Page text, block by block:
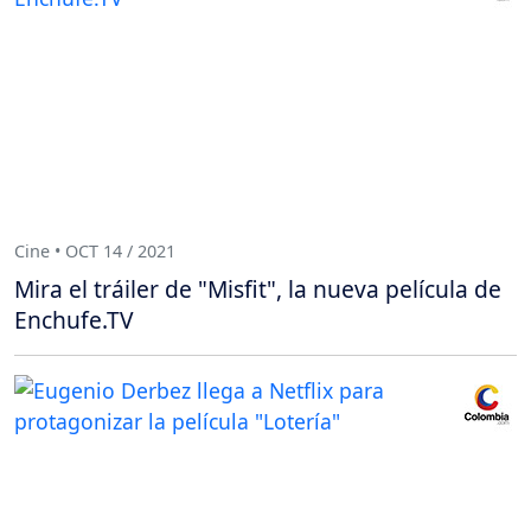
Cine • OCT 14 / 2021
Mira el tráiler de "Misfit", la nueva película de
Enchufe.TV